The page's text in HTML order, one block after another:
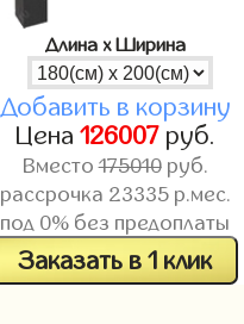
Длина x Ширина
Добавить в корзину
Цена 126007руб.
Вместо175010руб.
рассрочка 23335р.мес.
под 0% без предоплаты
Заказать в 1 клик